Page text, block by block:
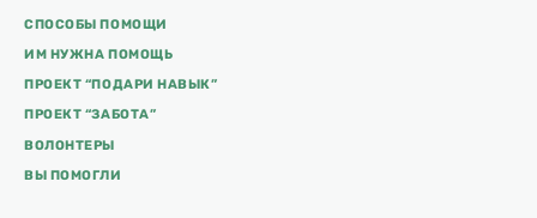
СПОСОБЫ ПОМОЩИ
ИМ НУЖНА ПОМОЩЬ
ПРОЕКТ “ПОДАРИ НАВЫК”
ПРОЕКТ “ЗАБОТА”
ВОЛОНТЕРЫ
ВЫ ПОМОГЛИ